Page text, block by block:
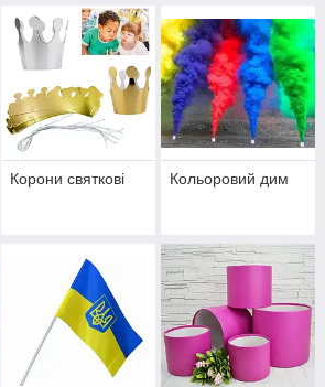
Корони святкові Кольоровий дим